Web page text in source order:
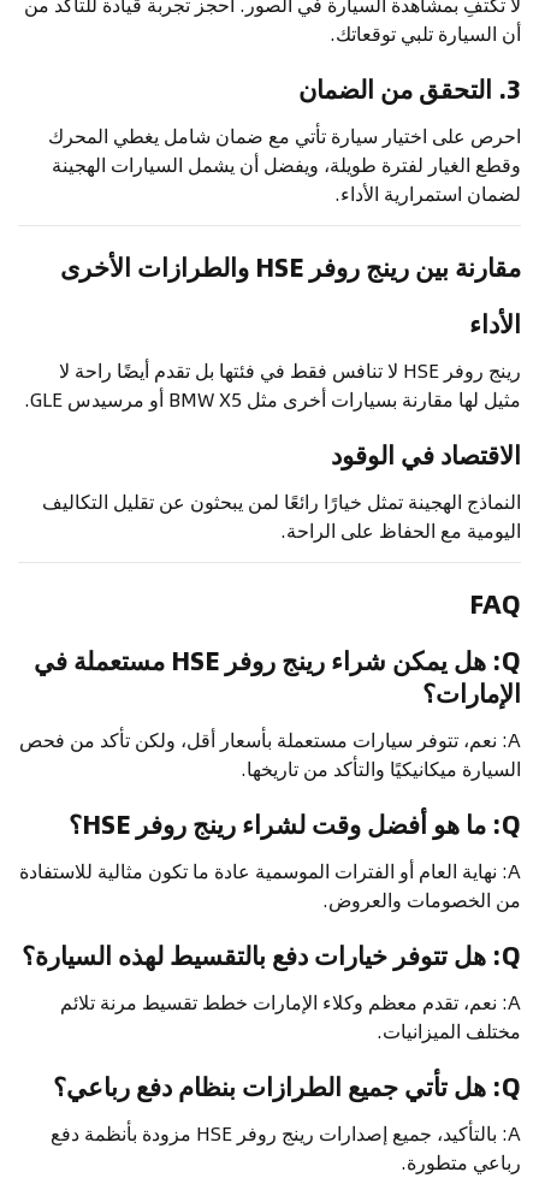
أن السيارة تلبي توقعاتك.
3. التحقق من الضمان
احرص على اختيار سيارة تأتي مع ضمان شامل يغطي المحرك
وقطع الغيار لفترة طويلة، ويفضل أن يشمل السيارات الهجينة
لضمان استمرارية الأداء.
مقارنة بين رينج روفر HSE والطرازات الأخرى
الأداء
رينج روفر HSE لا تنافس فقط في فئتها بل تقدم أيضًا راحة لا
مثيل لها مقارنة بسيارات أخرى مثل BMW X5 أو مرسيدس GLE.
الاقتصاد في الوقود
النماذج الهجينة تمثل خيارًا رائعًا لمن يبحثون عن تقليل التكاليف
اليومية مع الحفاظ على الراحة.
FAQ
Q: هل يمكن شراء رينج روفر HSE مستعملة في
الإمارات؟
A: نعم، تتوفر سيارات مستعملة بأسعار أقل، ولكن تأكد من فحص
السيارة ميكانيكيًا والتأكد من تاريخها.
Q: ما هو أفضل وقت لشراء رينج روفر HSE؟
A: نهاية العام أو الفترات الموسمية عادة ما تكون مثالية للاستفادة
من الخصومات والعروض.
Q: هل تتوفر خيارات دفع بالتقسيط لهذه السيارة؟
A: نعم، تقدم معظم وكلاء الإمارات خطط تقسيط مرنة تلائم
مختلف الميزانيات.
Q: هل تأتي جميع الطرازات بنظام دفع رباعي؟
A: بالتأكيد، جميع إصدارات رينج روفر HSE مزودة بأنظمة دفع
رباعي متطورة.